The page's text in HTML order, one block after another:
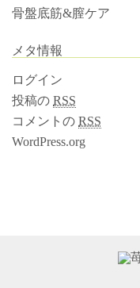
骨盤底筋&膣ケア
メタ情報
ログイン
投稿の RSS
コメントの RSS
WordPress.org